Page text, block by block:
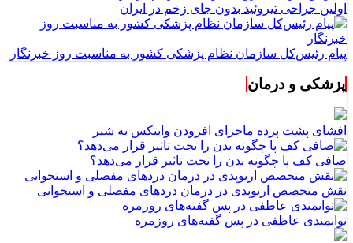
اولین جراحی تیروئید بدون جای زخم در ایران
پیام رئیس‌کل سازمان نظام پزشکی کشور به مناسبت روز خبرنگار
پزشکی و درمان
افشای پشت پرده ماجرای افزودن وایتکس به شیر
صافی کف پا چگونه بدن را تحت تاثیر قرار می‌دهد؟
نقش متخصص ارتوپدی در درمان دردهای مفصلی و استخوانی
توانمندی عاطفی در پس گفته‌های روزمره